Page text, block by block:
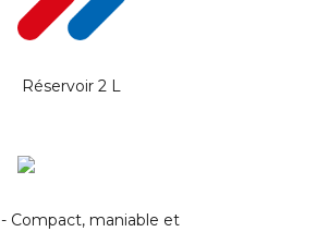
Réservoir 2 L
Compact, maniable et